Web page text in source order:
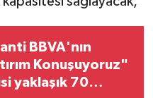
BBVA'nın
Konuşuyoruz"
yaklaşık 70